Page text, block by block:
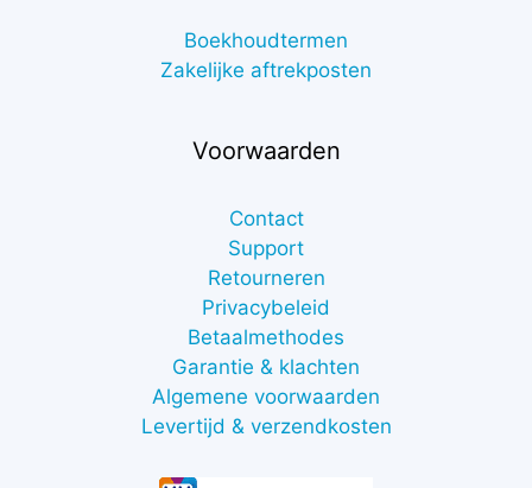
Boekhoudtermen
Zakelijke aftrekposten
Voorwaarden
Contact
Support
Retourneren
Privacybeleid
Betaalmethodes
Garantie & klachten
Algemene voorwaarden
Levertijd & verzendkosten